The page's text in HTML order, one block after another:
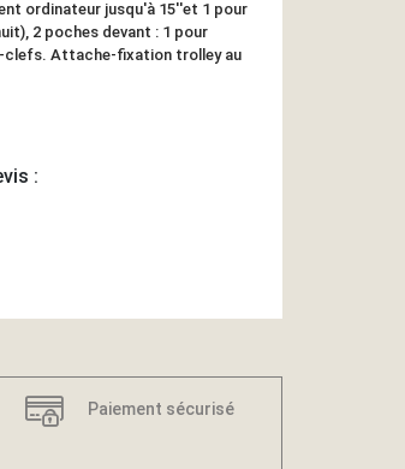
ordinateur jusqu'à 15''et 1 pour
2 poches devant : 1 pour
clefs. Attache-fixation trolley au
:
Paiement sécurisé